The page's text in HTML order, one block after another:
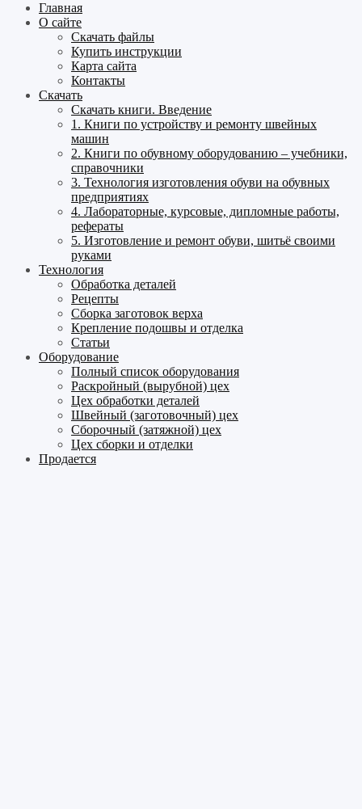
Главная
О сайте
Скачать файлы
Купить инструкции
Карта сайта
Контакты
Скачать
Скачать книги. Введение
1. Книги по устройству и ремонту швейных
машин
2. Книги по обувному оборудованию – учебники,
справочники
3. Технология изготовления обуви на обувных
предприятиях
4. Лабораторные, курсовые, дипломные работы,
рефераты
5. Изготовление и ремонт обуви, шитьё своими
руками
Технология
Обработка деталей
Рецепты
Сборка заготовок верха
Крепление подошвы и отделка
Статьи
Оборудование
Полный список оборудования
Раскройный (вырубной) цех
Цех обработки деталей
Швейный (заготовочный) цех
Сборочный (затяжной) цех
Цех сборки и отделки
Продается